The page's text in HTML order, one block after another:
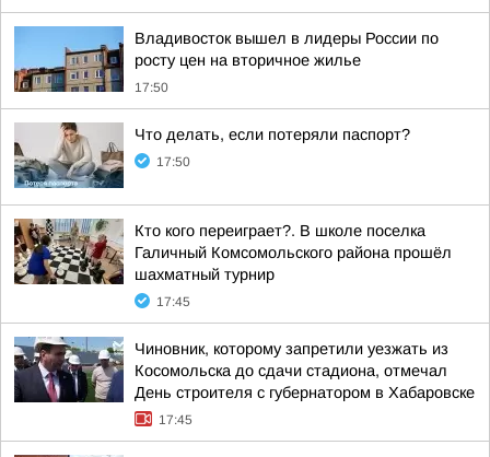
Владивосток вышел в лидеры России по
росту цен на вторичное жилье
17:50
Что делать, если потеряли паспорт?
17:50
Кто кого переиграет?. В школе поселка
Галичный Комсомольского района прошёл
шахматный турнир
17:45
Чиновник, которому запретили уезжать из
Косомольска до сдачи стадиона, отмечал
День строителя с губернатором в Хабаровске
17:45